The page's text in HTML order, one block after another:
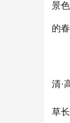
景
的
《
清·
草